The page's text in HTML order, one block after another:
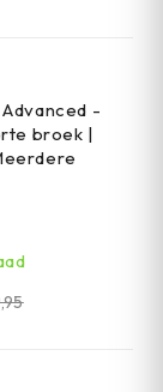
-
broek |